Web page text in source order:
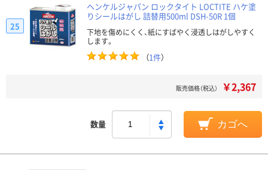
ヘンケルジャパン ロックタイト LOCTITE ハケ塗
りシールはがし 詰替用500ml DSH-50R 1個
下地を傷めにくく、紙にすばやく浸透しはがしやすく
します。
（1件）
25
販売価格（税込） ￥2,367
数量 カゴへ